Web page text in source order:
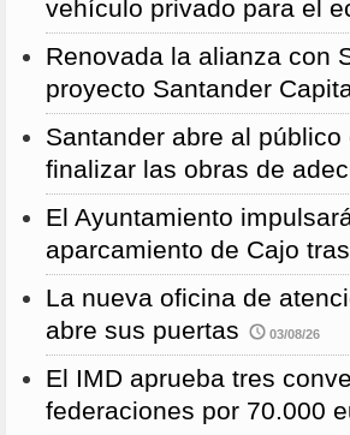
vehículo privado para el
Renovada la alianza con
proyecto Santander
Santander abre al
finalizar las obras de
El Ayuntamiento
aparcamiento de Cajo
La nueva oficina de
abre sus puertas
03/08/26
El IMD aprueba tres
federaciones por 70.000